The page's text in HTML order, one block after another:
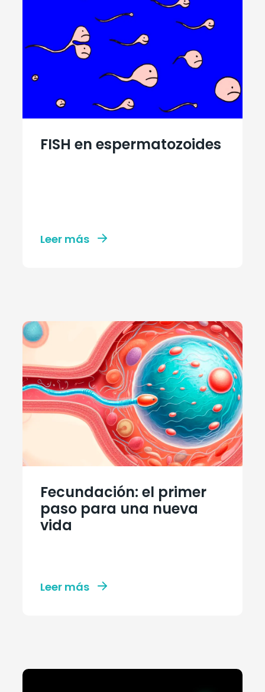
FISH en espermatozoides
Leer más
Fecundación: el primer
paso para una nueva
vida
Leer más